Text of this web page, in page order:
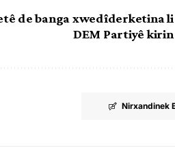
de banga xwedîderketina li
DEM Partiyê kirin
Nirxandinek